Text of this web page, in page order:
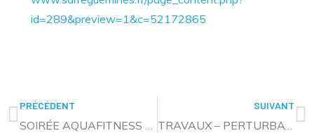
id=289&preview=1&c=52172865
PRÉCÉDENT
SOIRÉE AQUAFITNESS A LA PISCINE DE SARRALBE
SUIVANT
TRAVAUX – PERTURBATION DE LA CIRCULATION RUE DU MARÉCHAL FOCH